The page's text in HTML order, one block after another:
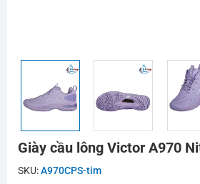
Giày cầu lông Victor A970
SKU:A970CPS-tim